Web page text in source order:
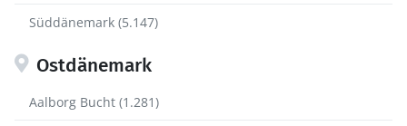
Süddänemark (5.147)
Ostdänemark
Aalborg Bucht (1.281)